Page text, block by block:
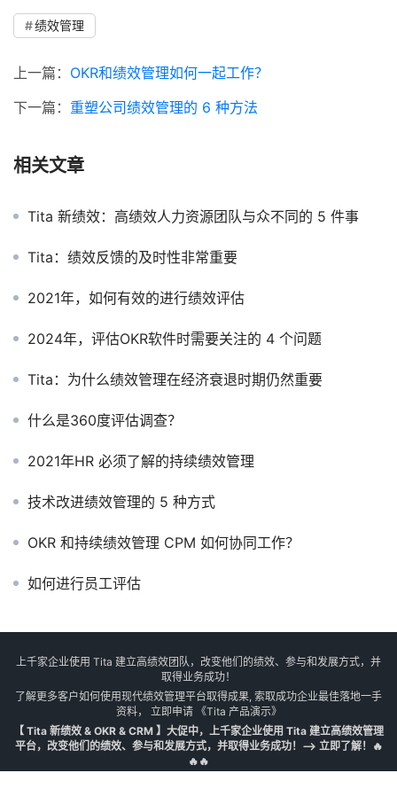
绩效管理
上一篇： OKR和绩效管理如何一起工作？
下一篇： 重塑公司绩效管理的 6 种方法
相关文章
Tita 新绩效：高绩效人力资源团队与众不同的 5 件事
Tita：绩效反馈的及时性非常重要
2021年，如何有效的进行绩效评估
2024年，评估OKR软件时需要关注的 4 个问题
Tita：为什么绩效管理在经济衰退时期仍然重要
什么是360度评估调查？
2021年HR 必须了解的持续绩效管理
技术改进绩效管理的 5 种方式
OKR 和持续绩效管理 CPM 如何协同工作？
如何进行员工评估
上千家企业使用 Tita 建立高绩效团队，改变他们的绩效、参与和发展方式，并
取得业务成功！
了解更多客户如何使用现代绩效管理平台取得成果, 索取成功企业最佳落地一手
资料， 立即申请《Tita 产品演示》
【 Tita 新绩效 & OKR & CRM 】大促中，上千家企业使用 Tita 建立高绩效管理
平台，改变他们的绩效、参与和发展方式，并取得业务成功！--> 立即了解！🔥
🔥🔥